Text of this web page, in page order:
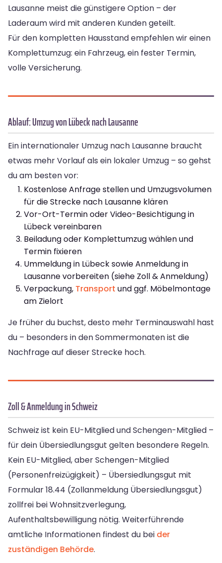
Lausanne meist die günstigere Option – der
Laderaum wird mit anderen Kunden geteilt.
Für den kompletten Hausstand empfehlen wir einen
Komplettumzug: ein Fahrzeug, ein fester Termin,
volle Versicherung.
Ablauf: Umzug von Lübeck nach Lausanne
Ein internationaler Umzug nach Lausanne braucht
etwas mehr Vorlauf als ein lokaler Umzug – so gehst
du am besten vor:
Kostenlose Anfrage stellen und Umzugsvolumen
für die Strecke nach Lausanne klären
Vor-Ort-Termin oder Video-Besichtigung in
Lübeck vereinbaren
Beiladung oder Komplettumzug wählen und
Termin fixieren
Ummeldung in Lübeck sowie Anmeldung in
Lausanne vorbereiten (siehe Zoll & Anmeldung)
Verpackung, Transport und ggf. Möbelmontage
am Zielort
Je früher du buchst, desto mehr Terminauswahl hast
du – besonders in den Sommermonaten ist die
Nachfrage auf dieser Strecke hoch.
Zoll & Anmeldung in Schweiz
Schweiz ist kein EU-Mitglied und Schengen-Mitglied –
für dein Übersiedlungsgut gelten besondere Regeln.
Kein EU-Mitglied, aber Schengen-Mitglied
(Personenfreizügigkeit) – Übersiedlungsgut mit
Formular 18.44 (Zollanmeldung Übersiedlungsgut)
zollfrei bei Wohnsitzverlegung,
Aufenthaltsbewilligung nötig. Weiterführende
amtliche Informationen findest du bei der
zuständigen Behörde.